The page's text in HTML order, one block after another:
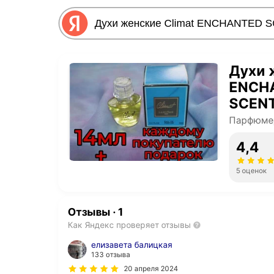
Духи
4,4
5 оценок
Отзывы · 1
Как Яндекс проверяет отзывы
елизавета балицкая
133 отзыва
20 апреля 2024